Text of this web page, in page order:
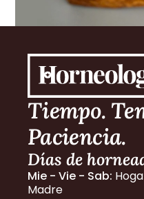
Tiempo.
Paciencia.
Días de
Mie - Vie - Sab:
Madre